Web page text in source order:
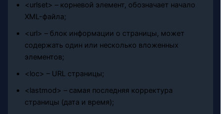
<urlset> – корневой элемент, обозначает начало
XML-файла;
<url> – блок информации о страницы, может
содержать один или несколько вложенных
элементов;
<loc> – URL страницы;
<lastmod> – самая последняя корректура
страницы (дата и время);